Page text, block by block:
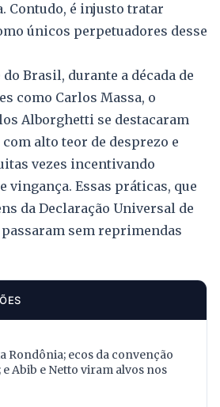
Contudo, é injusto tratar
únicos perpetuadores desse
Brasil, durante a década de
como Carlos Massa, o
Alborghetti se destacaram
alto teor de desprezo e
vezes incentivando
vingança. Essas práticas, que
da Declaração Universal de
sem reprimendas
Rondônia; ecos da convenção
Abib e Netto viram alvos nos